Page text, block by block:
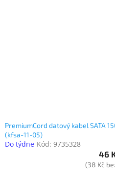
PremiumCord datový kabel SATA
(kfsa-11-05)
Do týdne Kód: 9735328
46
(38 Kč